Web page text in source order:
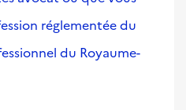
réglementée du
du Royaume-